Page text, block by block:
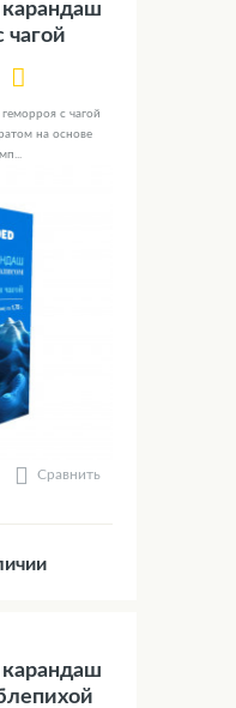
чагой
с чагой
на основе
Сравнить